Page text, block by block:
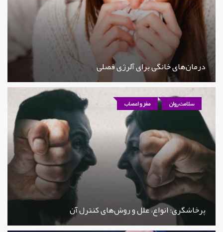
درمان‌های خانگی برای آلرژی فصلی
سلامت روان مغز و اعصاب
پرخاشگری؛ انواع، علل و روش‌های کنترل آن